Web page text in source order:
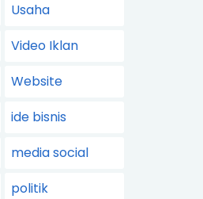
Usaha
Video Iklan
Website
ide bisnis
media social
politik